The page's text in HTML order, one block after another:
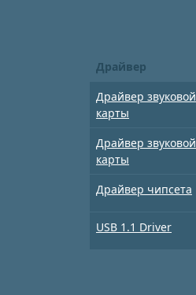
Драйвер
Драйвер звуковой
карты
Драйвер звуковой
карты
Драйвер чипсета
USB 1.1 Driver